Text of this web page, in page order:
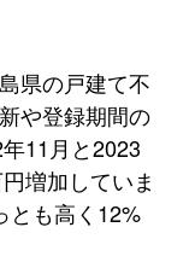
県の戸建て不
や登録期間の
11月と2023
増加していま
とも高く12%